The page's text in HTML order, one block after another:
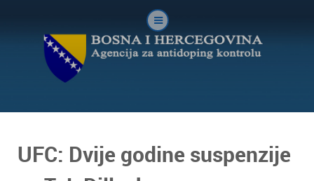
UFC: Dvije godine suspenzije